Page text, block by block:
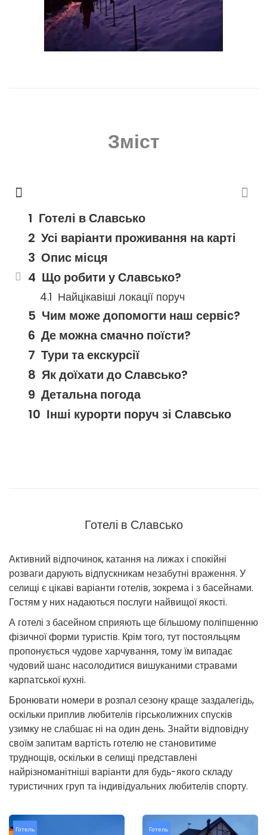
Зміст
Готелі в Славсько
Усі варіанти проживання на карті
Опис місця
Що робити у Славсько?
Найцікавіші локації поруч
Чим може допомогти наш сервіс?
Де можна смачно поїсти?
Тури та екскурсії
Як доїхати до Славсько?
Детальна погода
Інші курорти поруч зі Славсько
Готелі в Славсько
Активний відпочинок, катання на лижах і спокійні
розваги дарують відпускникам незабутні враження. У
селищі є цікаві варіанти готелів, зокрема і з басейнами.
Гостям у них надаються послуги найвищої якості.
А готелі з басейном сприяють ще більшому поліпшенню
фізичної форми туристів. Крім того, тут постояльцям
пропонується чудове харчування, тому їм випадає
чудовий шанс насолодитися вишуканими стравами
карпатської кухні.
Бронювати номери в розпал сезону краще заздалегідь,
оскільки приплив любителів гірськолижних спусків
узимку не слабшає ні на один день. Знайти відповідну
своїм запитам вартість готелю не становитиме
труднощів, оскільки в селищі представлені
найрізноманітніші варіанти для будь-якого складу
туристичних груп та індивідуальних любителів спорту.
Готель Готель